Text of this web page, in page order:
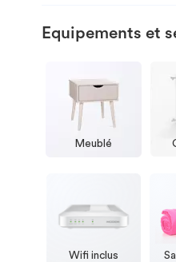
Equipements et
Meublé
Wifi inclus